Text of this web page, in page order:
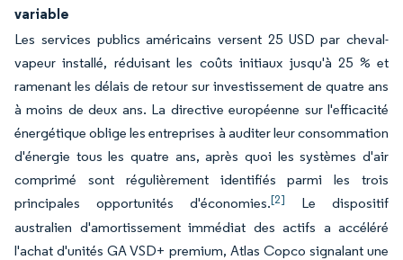
variable
Les services publics américains versent 25 USD par cheval-
vapeur installé, réduisant les coûts initiaux jusqu'à 25 % et
ramenant les délais de retour sur investissement de quatre ans
à moins de deux ans. La directive européenne sur l'efficacité
énergétique oblige les entreprises à auditer leur consommation
d'énergie tous les quatre ans, après quoi les systèmes d'air
comprimé sont régulièrement identifiés parmi les trois
principales opportunités d'économies.[2]
Le dispositif
australien d'amortissement immédiat des actifs a accéléré
l'achat d'unités GA VSD+ premium, Atlas Copco signalant une